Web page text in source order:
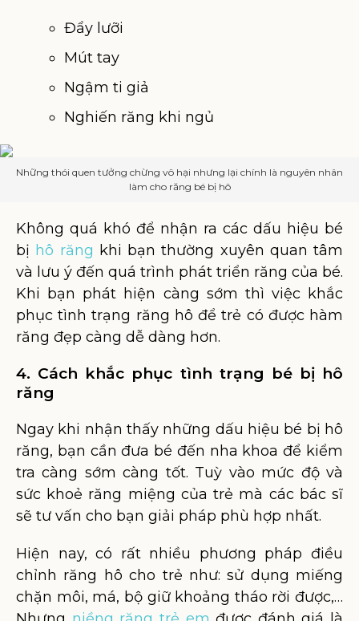
Đẩy lưỡi
Mút tay
Ngậm ti giả
Nghiến răng khi ngủ
Những thói quen tưởng chừng vô hại nhưng lại chính là nguyên nhân
làm cho răng bé bị hô
Không quá khó để nhận ra các dấu hiệu bé
bị hô răng khi bạn thường xuyên quan tâm
và lưu ý đến quá trình phát triển răng của bé.
Khi bạn phát hiện càng sớm thì việc khắc
phục tình trạng răng hô để trẻ có được hàm
răng đẹp càng dễ dàng hơn.
4. Cách khắc phục tình trạng bé bị hô
răng
Ngay khi nhận thấy những dấu hiệu bé bị hô
răng, bạn cần đưa bé đến nha khoa để kiểm
tra càng sớm càng tốt. Tuỳ vào mức độ và
sức khoẻ răng miệng của trẻ mà các bác sĩ
sẽ tư vấn cho bạn giải pháp phù hợp nhất.
Hiện nay, có rất nhiều phương pháp điều
chỉnh răng hô cho trẻ như: sử dụng miếng
chặn môi, má, bộ giữ khoảng tháo rời được,…